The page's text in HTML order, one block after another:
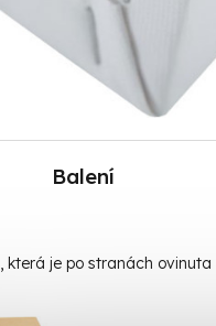
Balení
, která je po stranách ovinuta